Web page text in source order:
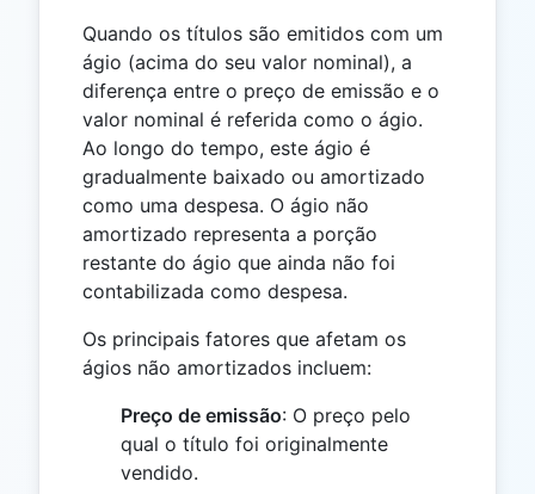
Quando os títulos são emitidos com um
ágio (acima do seu valor nominal), a
diferença entre o preço de emissão e o
valor nominal é referida como o ágio.
Ao longo do tempo, este ágio é
gradualmente baixado ou amortizado
como uma despesa. O ágio não
amortizado representa a porção
restante do ágio que ainda não foi
contabilizada como despesa.
Os principais fatores que afetam os
ágios não amortizados incluem:
Preço de emissão: O preço pelo
qual o título foi originalmente
vendido.